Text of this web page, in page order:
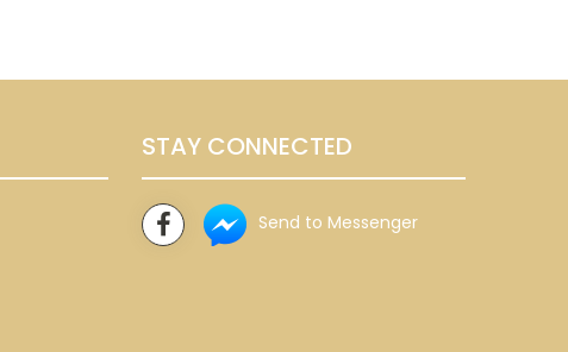
STAY CONNECTED
Send to Messenger